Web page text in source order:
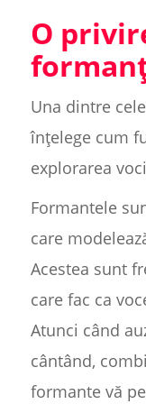
O
Una dintre
înțelege cum
explorarea
Formantele
care
Acestea sunt
care fac ca
Atunci când
cântând,
formante vă